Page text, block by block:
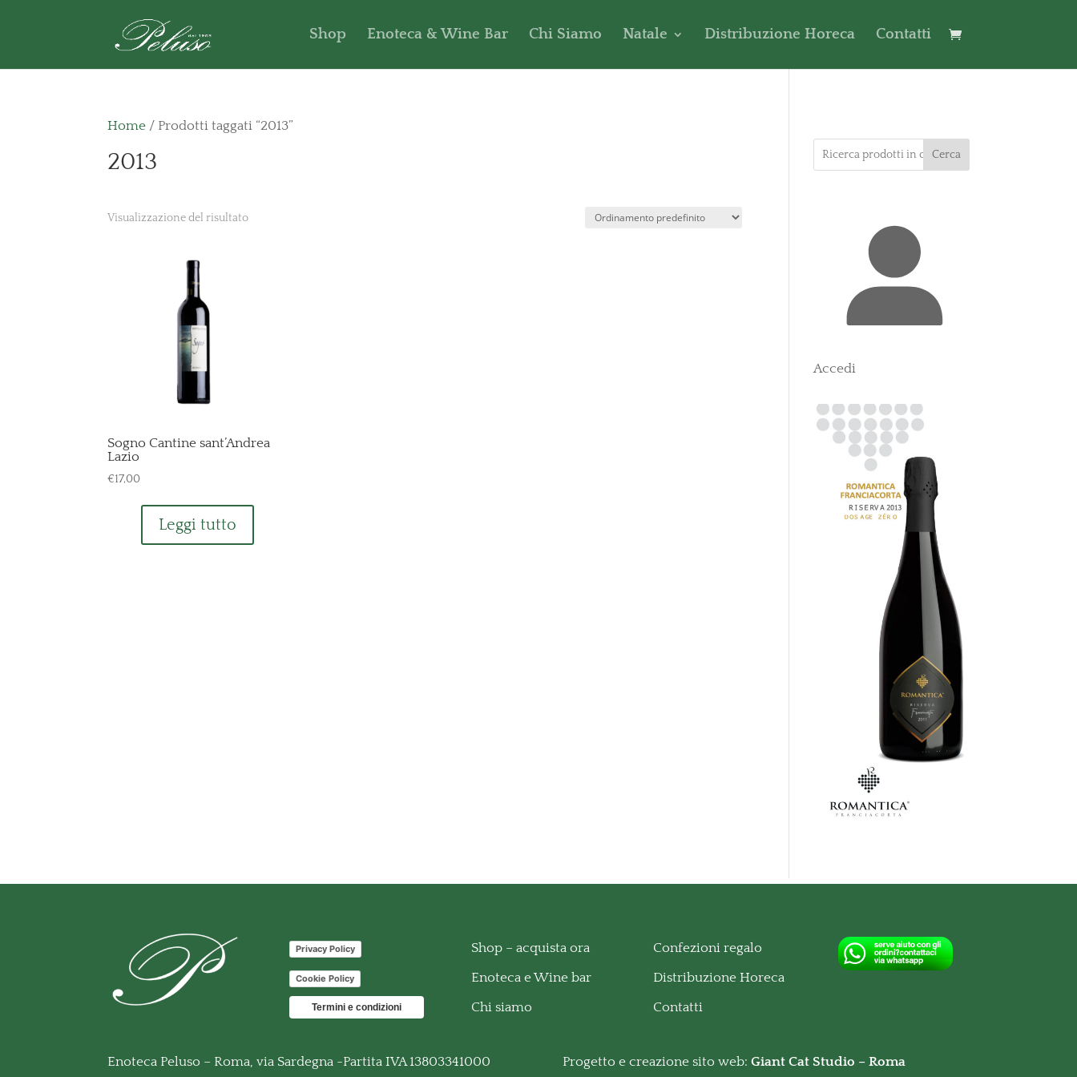
Shop Enoteca & Wine Bar Chi Siamo Natale Distribuzione Horeca Contatti
Home / Prodotti taggati “2013”
2013
Visualizzazione del risultato
Sogno Cantine sant’Andrea
Lazio
€17,00
Leggi tutto
Cerca
Accedi
Privacy Policy
Cookie Policy
Termini e condizioni
Shop – acquista ora
Enoteca e Wine bar
Chi siamo
Confezioni regalo
Distribuzione Horeca
Contatti
Enoteca Peluso – Roma, via Sardegna -Partita IVA 13803341000 Progetto e creazione sito web: Giant Cat Studio – Roma